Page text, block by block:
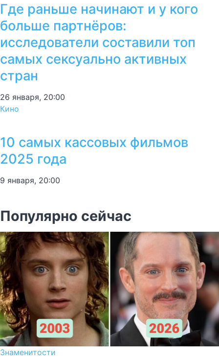
Где раньше начинают и у кого
больше партнёров:
исследователи составили топ
самых сексуально активных
стран
26 января, 20:00
Кино
10 самых кассовых фильмов
2025 года
9 января, 20:00
Популярно сейчас
Знаменитости